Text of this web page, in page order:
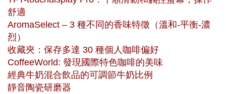
舒適
AromaSelect – 3 種不同的香味特徵（溫和-平衡-濃
烈）
收藏夾：保存多達 30 種個人咖啡偏好
CoffeeWorld: 發現國際特色咖啡的美味
經典牛奶混合飲品的可調節牛奶比例
靜音陶瓷研磨器